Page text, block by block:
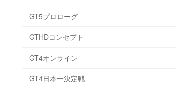
GT5プロローグ
GTHDコンセプト
GT4オンライン
GT4日本一決定戦